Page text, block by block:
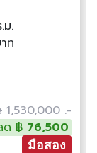
ม.
ท
1,530,000 .-
ด ฿ 76,500
มือสอง